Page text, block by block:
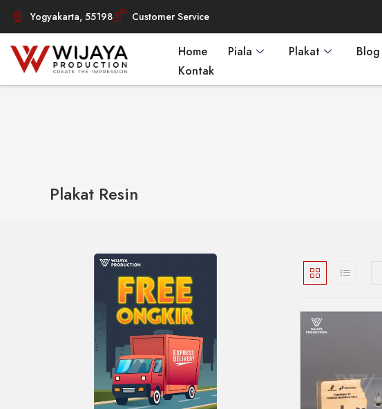
Yogyakarta, 55198 Customer Service
Home Piala Plakat
Blog
Kontak
Plakat Resin